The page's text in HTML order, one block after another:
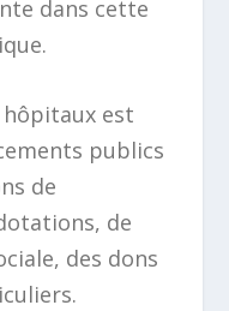
dans cette
est
publics
de
de
des dons